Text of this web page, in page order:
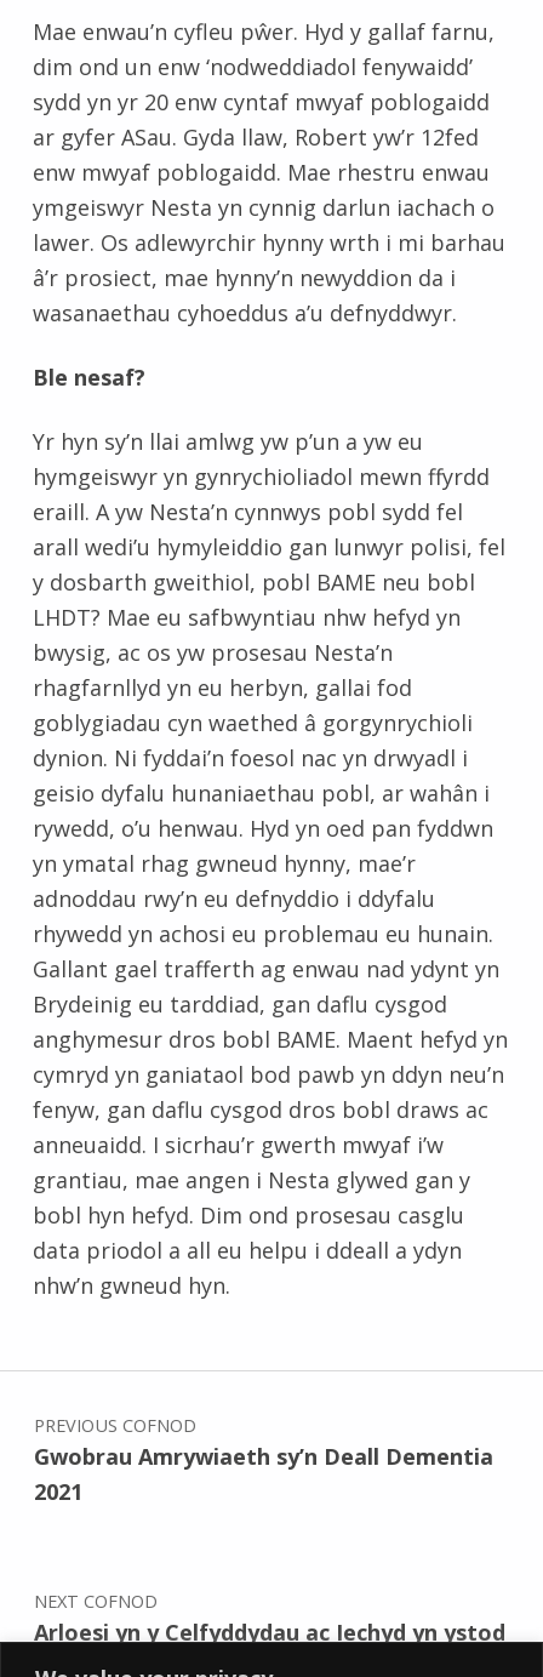
Mae enwau’n cyfleu pŵer. Hyd y gallaf farnu,
dim ond un enw ‘nodweddiadol fenywaidd’
sydd yn yr 20 enw cyntaf mwyaf poblogaidd
ar gyfer ASau. Gyda llaw, Robert yw’r 12fed
enw mwyaf poblogaidd. Mae rhestru enwau
ymgeiswyr Nesta yn cynnig darlun iachach o
lawer. Os adlewyrchir hynny wrth i mi barhau
â’r prosiect, mae hynny’n newyddion da i
wasanaethau cyhoeddus a’u defnyddwyr.
Ble nesaf?
Yr hyn sy’n llai amlwg yw p’un a yw eu
hymgeiswyr yn gynrychioliadol mewn ffyrdd
eraill. A yw Nesta’n cynnwys pobl sydd fel
arall wedi’u hymyleiddio gan lunwyr polisi, fel
y dosbarth gweithiol, pobl BAME neu bobl
LHDT? Mae eu safbwyntiau nhw hefyd yn
bwysig, ac os yw prosesau Nesta’n
rhagfarnllyd yn eu herbyn, gallai fod
goblygiadau cyn waethed â gorgynrychioli
dynion. Ni fyddai’n foesol nac yn drwyadl i
geisio dyfalu hunaniaethau pobl, ar wahân i
rywedd, o’u henwau. Hyd yn oed pan fyddwn
yn ymatal rhag gwneud hynny, mae’r
adnoddau rwy’n eu defnyddio i ddyfalu
rhywedd yn achosi eu problemau eu hunain.
Gallant gael trafferth ag enwau nad ydynt yn
Brydeinig eu tarddiad, gan daflu cysgod
anghymesur dros bobl BAME. Maent hefyd yn
cymryd yn ganiataol bod pawb yn ddyn neu’n
fenyw, gan daflu cysgod dros bobl draws ac
anneuaidd. I sicrhau’r gwerth mwyaf i’w
grantiau, mae angen i Nesta glywed gan y
bobl hyn hefyd. Dim ond prosesau casglu
data priodol a all eu helpu i ddeall a ydyn
nhw’n gwneud hyn.
Skip back to main navigation
Llywio cofnod
PREVIOUS COFNOD
Gwobrau Amrywiaeth sy’n Deall Dementia
2021
NEXT COFNOD
Arloesi yn y Celfyddydau ac Iechyd yn ystod
y pandemig